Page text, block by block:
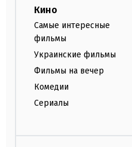
Кино
Самые интересные
фильмы
Украинские фильмы
Фильмы на вечер
Комедии
Сериалы